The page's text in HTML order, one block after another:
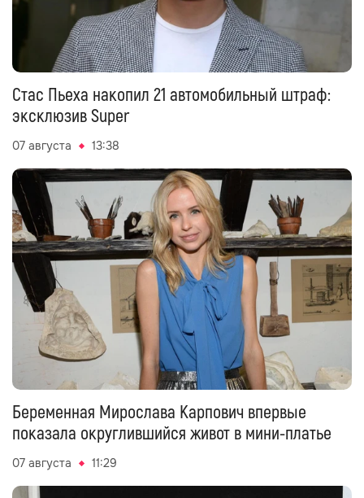
Стас Пьеха накопил 21 автомобильный штраф:
эксклюзив Super
07 августа 13:38
Беременная Мирослава Карпович впервые
показала округлившийся живот в мини-платье
07 августа 11:29